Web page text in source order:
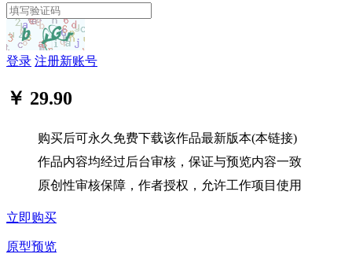
登录 注册新账号
￥ 29.90
购买后可永久免费下载该作品最新版本(本链接)
作品内容均经过后台审核，保证与预览内容一致
原创性审核保障，作者授权，允许工作项目使用
立即购买
原型预览